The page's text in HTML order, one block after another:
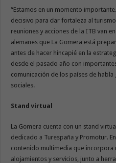
“Estamos en un momento
decisivo para dar fortaleza al
reuniones y acciones de la ITB van
alemanes que La Gomera está
antes de hacer hincapié en la
desde el pasado año con
comunicación de los países de
sociales.
Stand virtual
La Gomera cuenta con un stand
dedicado a Turespaña y Promotur.
contenido multimedia que
alojamientos y servicios, junto a